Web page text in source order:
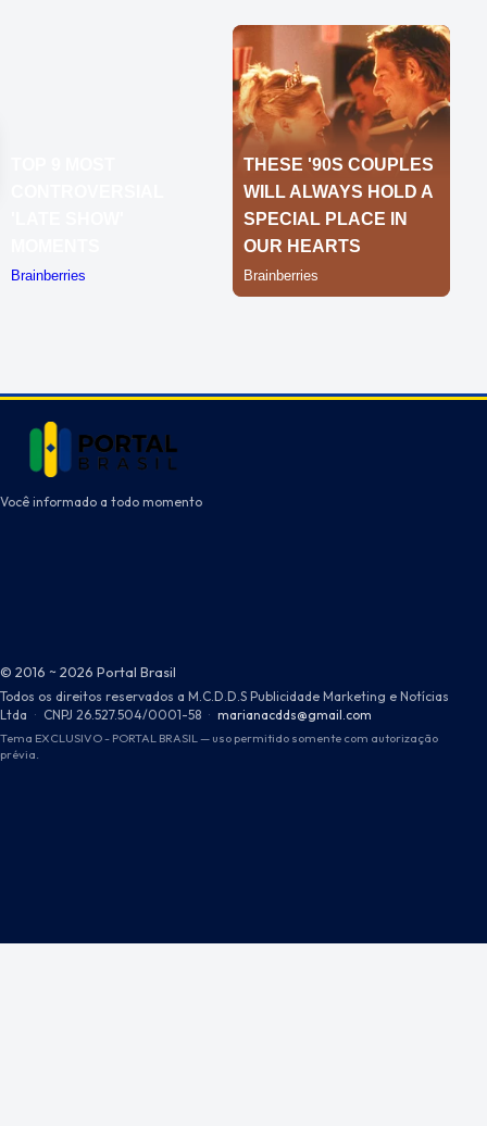
Você informado a todo momento
© 2016 ~ 2026 Portal Brasil
Todos os direitos reservados a M.C.D.D.S Publicidade Marketing e Notícias
Ltda · CNPJ 26.527.504/0001-58 · marianacdds@gmail.com
Tema EXCLUSIVO - PORTAL BRASIL — uso permitido somente com autorização
prévia.